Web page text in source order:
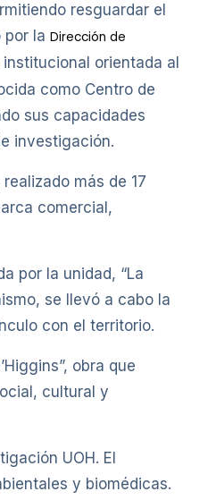
resguardar el
por la Dirección de
orientada al
como Centro de
sus capacidades
investigación.
más de 17
comercial,
por la unidad, “La
se llevó a cabo la
con el territorio.
obra que
cultural y
UOH. El
y biomédicas.